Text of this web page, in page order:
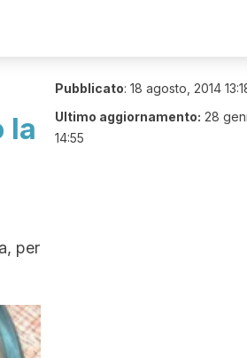
la
per
Pubblicato: 18 agosto, 2014
Ultimo aggiornamento: 28
14:55